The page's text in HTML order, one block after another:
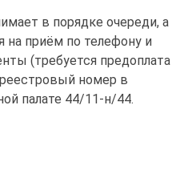
в порядке очереди, а
на приём по телефону и
(требуется предоплата
номер в
палате 44/11-н/44.